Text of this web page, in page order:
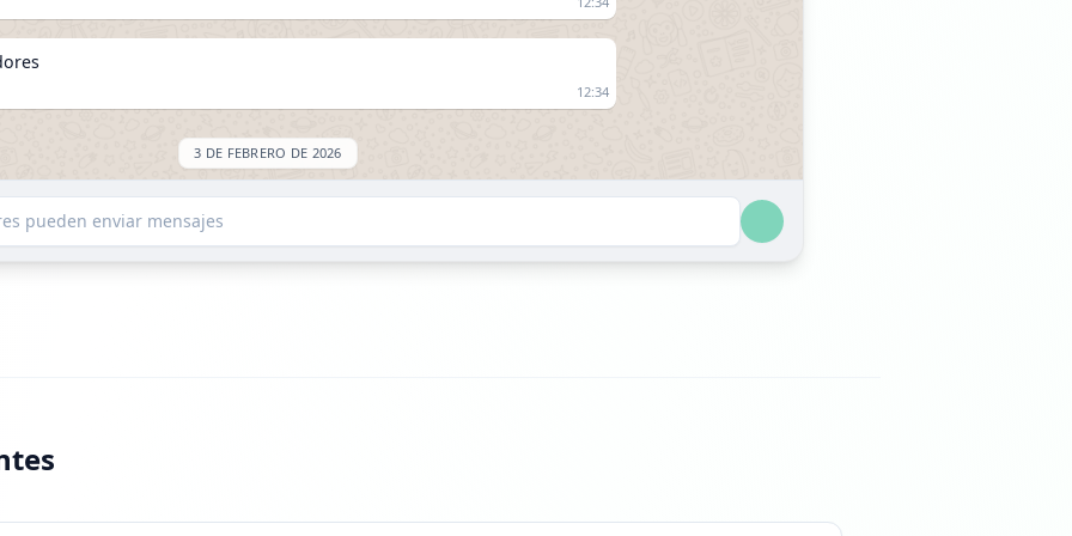
12:34
3 DE FEBRERO DE 2026
+30.4K
18:12
+90.9K
pueden enviar mensajes